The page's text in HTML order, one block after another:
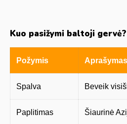
Kuo pasižymi baltoji gervė?
Požymis Aprašymas
Spalva Beveik
Paplitimas Šiaurinė